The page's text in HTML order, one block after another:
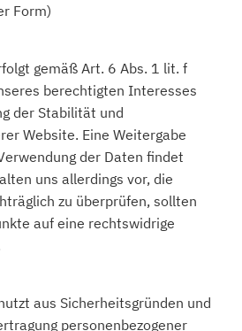
Form)
gemäß Art. 6 Abs. 1 lit. f
berechtigten Interesses
der Stabilität und
Website. Eine Weitergabe
der Daten findet
uns allerdings vor, die
zu überprüfen, sollten
auf eine rechtswidrige
aus Sicherheitsgründen und
personenbezogener